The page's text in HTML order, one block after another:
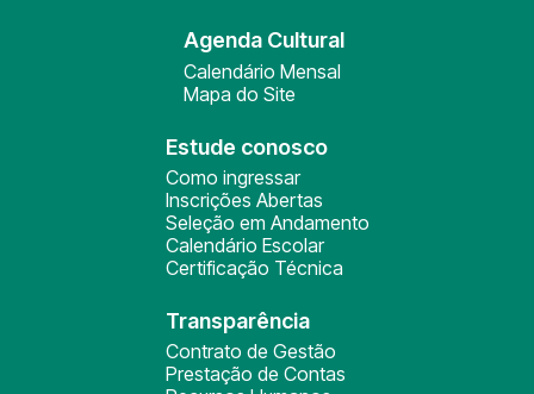
Agenda Cultural
Calendário Mensal
Mapa do Site
Estude conosco
Como ingressar
Inscrições Abertas
Seleção em Andamento
Calendário Escolar
Certificação Técnica
Transparência
Contrato de Gestão
Prestação de Contas